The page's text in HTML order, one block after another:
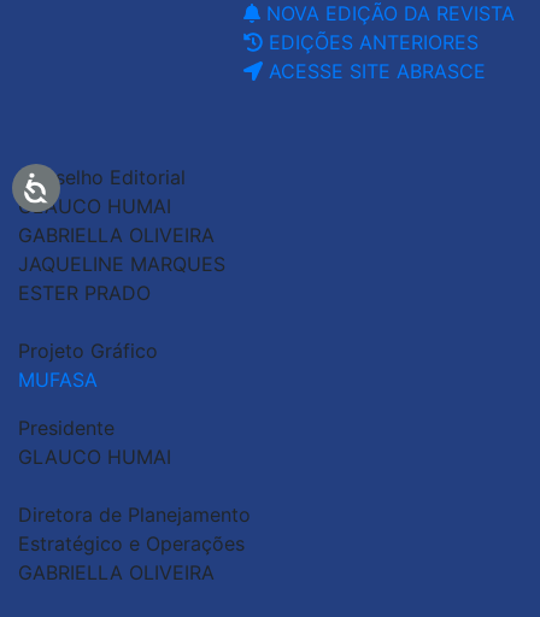
NOVA EDIÇÃO DA REVISTA
EDIÇÕES ANTERIORES
ACESSE SITE ABRASCE
Conselho Editorial
GLAUCO HUMAI
GABRIELLA OLIVEIRA
JAQUELINE MARQUES
ESTER PRADO
Projeto Gráfico
MUFASA
Presidente
GLAUCO HUMAI
Diretora de Planejamento
Estratégico e Operações
GABRIELLA OLIVEIRA